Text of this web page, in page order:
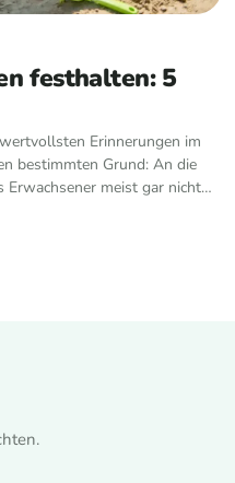
festhalten: 5
Erinnerungen im
bestimmten Grund: An die
Erwachsener meist gar nicht